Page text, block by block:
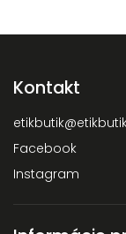
Kontakt
etikbutik@
Facebook
Instagram